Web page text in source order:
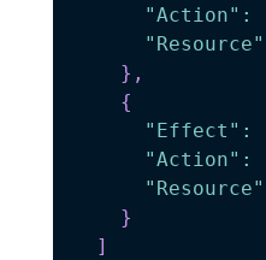
"Action" :
"Resource"
} ,
{
"Effect" :
"Action" :
"Resource"
}
]